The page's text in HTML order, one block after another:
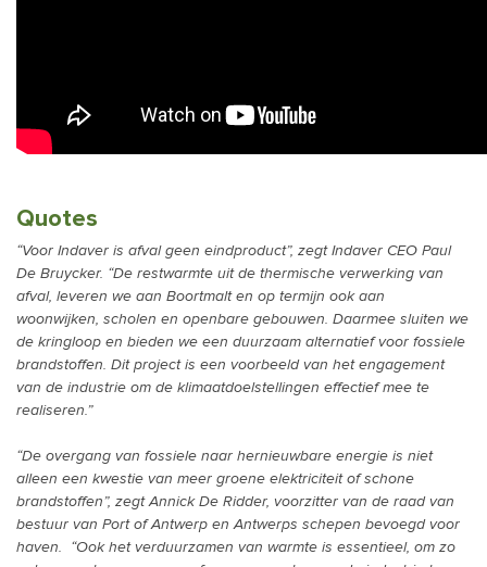
Quotes
“Voor Indaver is afval geen eindproduct”, zegt Indaver CEO Paul
De Bruycker. “De restwarmte uit de thermische verwerking van
afval, leveren we aan Boortmalt en op termijn ook aan
woonwijken, scholen en openbare gebouwen. Daarmee sluiten we
de kringloop en bieden we een duurzaam alternatief voor fossiele
brandstoffen. Dit project is een voorbeeld van het engagement
van de industrie om de klimaatdoelstellingen effectief mee te
realiseren.”
“De overgang van fossiele naar hernieuwbare energie is niet
alleen een kwestie van meer groene elektriciteit of schone
brandstoffen”, zegt Annick De Ridder, voorzitter van de raad van
bestuur van Port of Antwerp en Antwerps schepen bevoegd voor
haven. “Ook het verduurzamen van warmte is essentieel, om zo